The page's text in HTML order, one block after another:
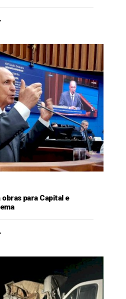
para Capital e